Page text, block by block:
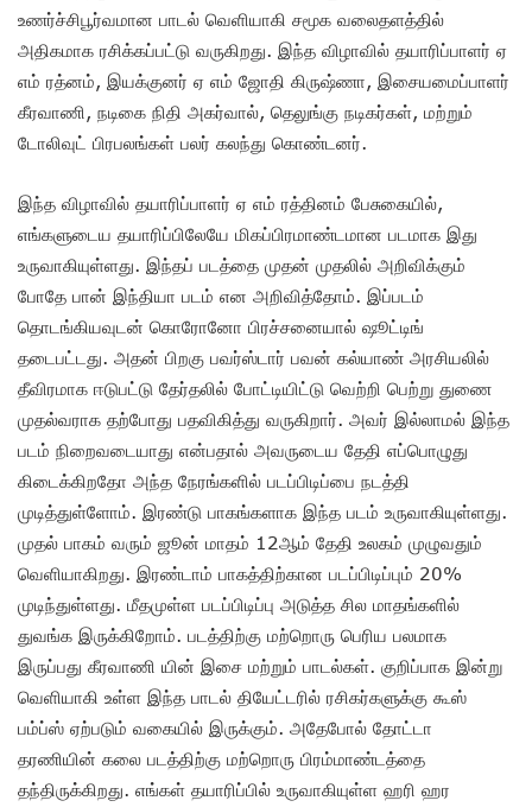
உணர்ச்சிபூர்வமான பாடல் வெளியாகி சமூக வலைதளத்தில்
அதிகமாக ரசிக்கப்பட்டு வருகிறது. இந்த விழாவில் தயாரிப்பாளர் ஏ
எம் ரத்னம், இயக்குனர் ஏ எம் ஜோதி கிருஷ்ணா, இசையமைப்பாளர்
கீரவாணி, நடிகை நிதி அகர்வால், தெலுங்கு நடிகர்கள், மற்றும்
டோலிவுட் பிரபலங்கள் பலர் கலந்து கொண்டனர்.
இந்த விழாவில் தயாரிப்பாளர் ஏ எம் ரத்தினம் பேசுகையில்,
எங்களுடைய தயாரிப்பிலேயே மிகப்பிரமாண்டமான படமாக இது
உருவாகியுள்ளது. இந்தப் படத்தை முதன் முதலில் அறிவிக்கும்
போதே பான் இந்தியா படம் என அறிவித்தோம். இப்படம்
தொடங்கியவுடன் கொரோனோ பிரச்சனையால் ஷூட்டிங்
தடைபட்டது. அதன் பிறகு பவர்ஸ்டார் பவன் கல்யாண் அரசியலில்
தீவிரமாக ஈடுபட்டு தேர்தலில் போட்டியிட்டு வெற்றி பெற்று துணை
முதல்வராக தற்போது பதவிகித்து வருகிறார். அவர் இல்லாமல் இந்த
படம் நிறைவடையாது என்பதால் அவருடைய தேதி எப்பொழுது
கிடைக்கிறதோ அந்த நேரங்களில் படப்பிடிப்பை நடத்தி
முடித்துள்ளோம். இரண்டு பாகங்களாக இந்த படம் உருவாகியுள்ளது.
முதல் பாகம் வரும் ஜூன் மாதம் 12ஆம் தேதி உலகம் முழுவதும்
வெளியாகிறது. இரண்டாம் பாகத்திற்கான படப்பிடிப்பும் 20%
முடிந்துள்ளது. மீதமுள்ள படப்பிடிப்பு அடுத்த சில மாதங்களில்
துவங்க இருக்கிறோம். படத்திற்கு மற்றொரு பெரிய பலமாக
இருப்பது கீரவாணி யின் இசை மற்றும் பாடல்கள். குறிப்பாக இன்று
வெளியாகி உள்ள இந்த பாடல் தியேட்டரில் ரசிகர்களுக்கு கூஸ்
பம்ப்ஸ் ஏற்படும் வகையில் இருக்கும். அதேபோல் தோட்டா
தரணியின் கலை படத்திற்கு மற்றொரு பிரம்மாண்டத்தை
தந்திருக்கிறது. எங்கள் தயாரிப்பில் உருவாகியுள்ள ஹரி ஹர